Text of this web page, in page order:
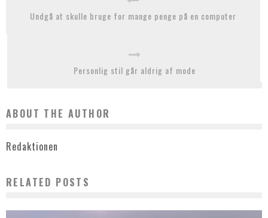
Undgå at skulle bruge for mange penge på en computer
Personlig stil går aldrig af mode
ABOUT THE AUTHOR
Redaktionen
RELATED POSTS